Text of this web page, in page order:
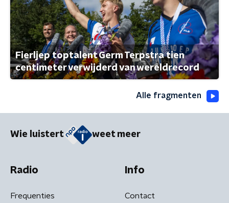
Fierljep toptalent Germ Terpstra tien
centimeter verwijderd van wereldrecord
Alle fragmenten
Wie luistert weet meer
Radio
Frequenties
Info
Contact